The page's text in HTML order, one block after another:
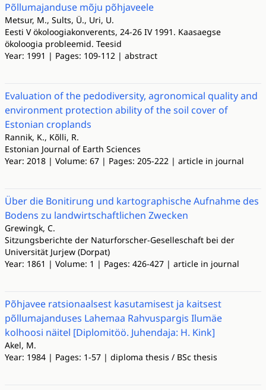
Põllumajanduse mõju põhjaveele
Metsur, M., Sults, Ü., Uri, U.
Eesti V ökoloogiakonverents, 24-26 IV 1991. Kaasaegse
ökoloogia probleemid. Teesid
Year: 1991 | Pages: 109-112 | abstract
Evaluation of the pedodiversity, agronomical quality and
environment protection ability of the soil cover of
Estonian croplands
Rannik, K., Kõlli, R.
Estonian Journal of Earth Sciences
Year: 2018 | Volume: 67 | Pages: 205-222 | article in journal
Über die Bonitirung und kartographische Aufnahme des
Bodens zu landwirtschaftlichen Zwecken
Grewingk, C.
Sitzungsberichte der Naturforscher-Geselleschaft bei der
Universität Jurjew (Dorpat)
Year: 1861 | Volume: 1 | Pages: 426-427 | article in journal
Põhjavee ratsionaalsest kasutamisest ja kaitsest
põllumajanduses Lahemaa Rahvuspargis Ilumäe
kolhoosi näitel [Diplomitöö. Juhendaja: H. Kink]
Akel, M.
Year: 1984 | Pages: 1-57 | diploma thesis / BSc thesis